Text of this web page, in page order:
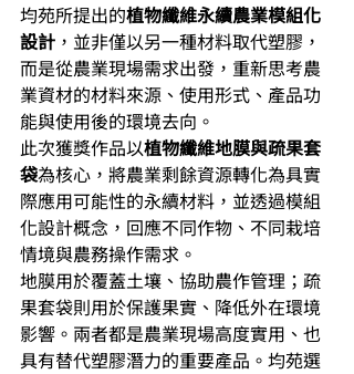
均苑所提出的植物纖維永續農業模組化
設計 ，並非僅以另一種材料取代塑膠，
而是從農業現場需求出發，重新思考農
業資材的材料來源、使用形式、產品功
能與使用後的環境去向。
此次獲獎作品以植物纖維地膜與疏果套
袋為核心，將農業剩餘資源轉化為具實
際應用可能性的永續材料，並透過模組
化設計概念，回應不同作物、不同栽培
情境與農務操作需求。
地膜用於覆蓋土壤、協助農作管理；疏
果套袋則用於保護果實、降低外在環境
影響。兩者都是農業現場高度實用、也
具有替代塑膠潛力的重要產品。均苑選